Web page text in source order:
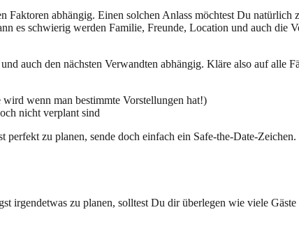
abhängig. Einen solchen Anlass möchtest Du
es schwierig werden Familie, Freunde, Location und auch die
auch den nächsten Verwandten abhängig. Kläre also auf alle
wenn man bestimmte Vorstellungen hat!)
nicht verplant sind
zu planen, sende doch einfach ein Safe-the-Date-
irgendetwas zu planen, solltest Du dir überlegen wie viele